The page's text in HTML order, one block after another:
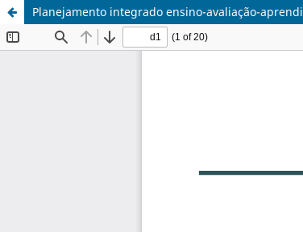
Planejamento integrado ensino-avaliação-